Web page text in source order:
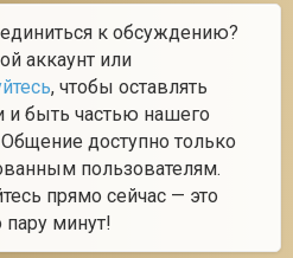
к обсуждению?
аккаунт или
, чтобы оставлять
и быть частью нашего
доступно только
пользователям.
прямо сейчас — это
пару минут!